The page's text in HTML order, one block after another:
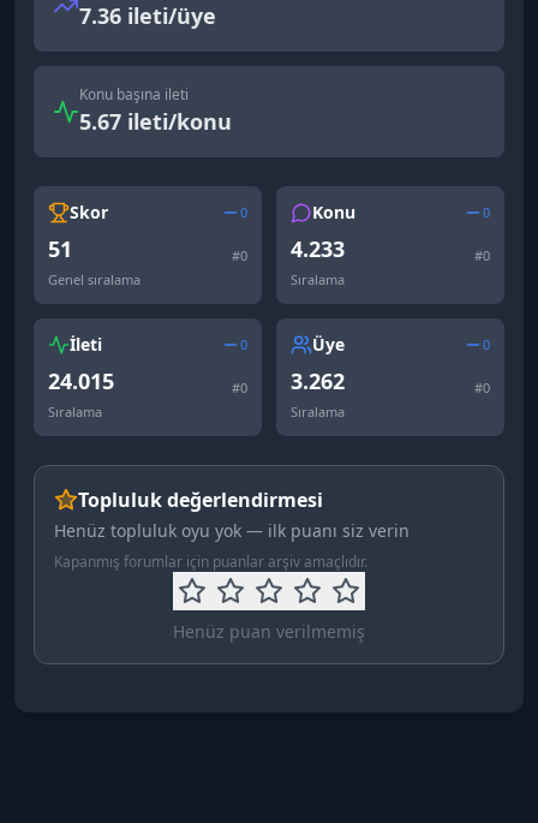
7.36 ileti/üye
Konu başına ileti
5.67 ileti/konu
Skor 0
51 #0
Genel sıralama
Konu 0
4.233 #0
Sıralama
İleti 0
24.015 #0
Sıralama
Üye 0
3.262 #0
Sıralama
Topluluk değerlendirmesi
Henüz topluluk oyu yok — ilk puanı siz verin
Kapanmış forumlar için puanlar arşiv amaçlıdır.
Henüz puan verilmemiş